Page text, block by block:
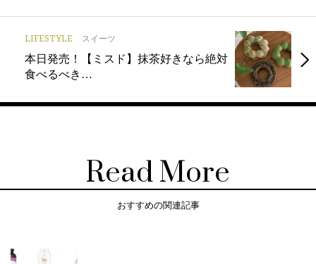
LIFESTYLE スイーツ
本日発売！【ミスド】抹茶好きなら絶対
食べるべき…
Read More
おすすめの関連記事